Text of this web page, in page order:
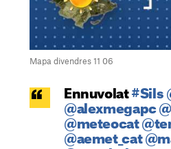
Mapa divendres 11 06
Ennuvolat #Sils
@alexmegapc
@meteocat
@aemet_cat